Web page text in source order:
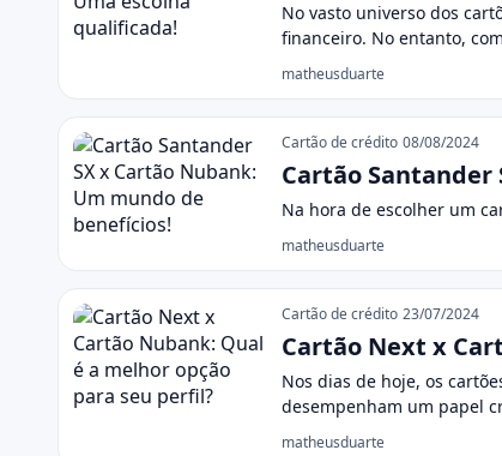
No vasto universo dos
financeiro. No entanto,
matheusduarte
Cartão de crédito 08/08/2024
Cartão Santander
Na hora de escolher um
matheusduarte
Cartão de crédito 23/07/2024
Cartão Next x
Nos dias de hoje, os
desempenham um papel
matheusduarte